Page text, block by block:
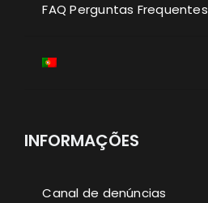
FAQ Perguntas Frequentes
INFORMAÇÕES
Canal de denúncias